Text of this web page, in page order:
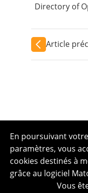
Directory of
Article
En poursuivant
paramètres, vous
cookies destinés à
grâce au logiciel
Vous